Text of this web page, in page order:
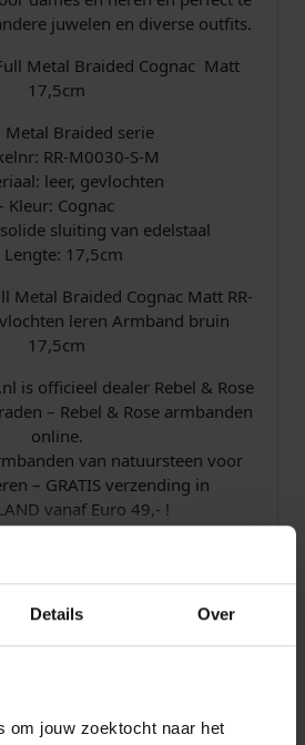
Details Over
om jouw zoektocht naar het
juwelen en diverse outfits.
Metal Braided Cognac Matt
17,5cm
Metal Braided​ serie
RR-M0030-S-M
leer, gevlochten
Kleur: Cognac
sluiting van edelstaal
Lengte: 17,5cm
Metal Braided Cognac Matt RR-
leren Armband bruin
17,5cm
is officieel dealer Rebel & Rose
– Rebel & Rose armbanden
online.
van natuursteen voor
– GRATIS verzending in
vanaf Euro 49,- !
Rose